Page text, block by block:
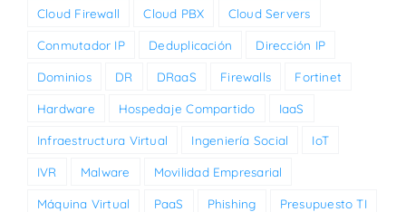
Cloud Firewall Cloud PBX Cloud Servers
Conmutador IP Deduplicación Dirección IP
Dominios DR DRaaS Firewalls Fortinet
Hardware Hospedaje Compartido IaaS
Infraestructura Virtual Ingeniería Social IoT
IVR Malware Movilidad Empresarial
Máquina Virtual PaaS Phishing Presupuesto TI